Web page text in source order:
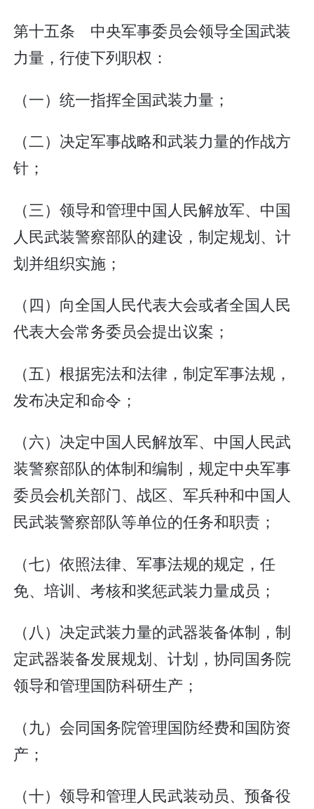
第十五条 中央军事委员会领导全国武装
力量，行使下列职权：
（一）统一指挥全国武装力量；
（二）决定军事战略和武装力量的作战方
针；
（三）领导和管理中国人民解放军、中国
人民武装警察部队的建设，制定规划、计
划并组织实施；
（四）向全国人民代表大会或者全国人民
代表大会常务委员会提出议案；
（五）根据宪法和法律，制定军事法规，
发布决定和命令；
（六）决定中国人民解放军、中国人民武
装警察部队的体制和编制，规定中央军事
委员会机关部门、战区、军兵种和中国人
民武装警察部队等单位的任务和职责；
（七）依照法律、军事法规的规定，任
免、培训、考核和奖惩武装力量成员；
（八）决定武装力量的武器装备体制，制
定武器装备发展规划、计划，协同国务院
领导和管理国防科研生产；
（九）会同国务院管理国防经费和国防资
产；
（十）领导和管理人民武装动员、预备役